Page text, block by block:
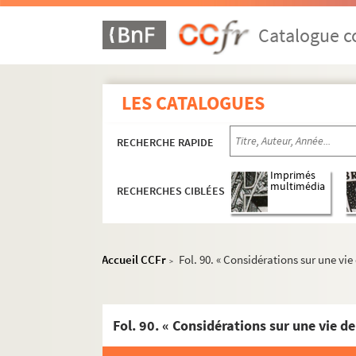
Catalogue
LES CATALOGUES
RECHERCHE RAPIDE
RECHERCHES CIBLÉES
Imprimés
multimédia
Accueil CCFr > Fol. 90. « Considérations sur une vie
Fol. 90. « Considérations sur une vie
8-MS-4809. Marcel Poëte. Étude sur les
Marcel Poëte. Manuscrits mis au net de ses